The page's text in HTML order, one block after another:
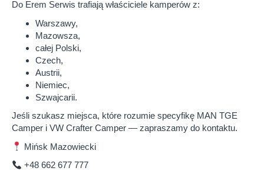
Do Erem Serwis trafiają właściciele kamperów z:
Warszawy,
Mazowsza,
całej Polski,
Czech,
Austrii,
Niemiec,
Szwajcarii.
Jeśli szukasz miejsca, które rozumie specyfikę MAN TGE
Camper i VW Crafter Camper — zapraszamy do kontaktu.
Mińsk Mazowiecki
+48 662 677 777